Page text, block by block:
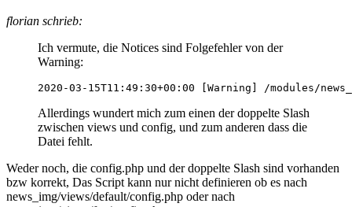
florian schrieb:
Ich vermute, die Notices sind Folgefehler von der
Warning:
2020-03-15T11:49:30+00:00 [Warning] /modules/
Allerdings wundert mich zum einen der doppelte Slash
zwischen views und config, und zum anderen dass die
Datei fehlt.
Weder noch, die config.php und der doppelte Slash sind vorhanden
bzw korrekt, Das Script kann nur nicht definieren ob es nach
news_img/views/default/config.php oder nach